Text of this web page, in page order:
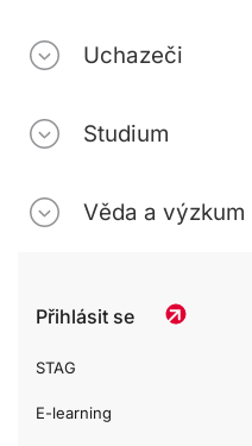
Uchazeči
Studium
Věda a výzkum
Přihlásit se
STAG
E-learning